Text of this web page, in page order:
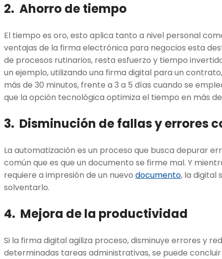
2. Ahorro de tiempo
El tiempo es oro, esto aplica tanto a nivel personal
ventajas de la firma electrónica para negocios esta
de procesos rutinarios, resta esfuerzo y tiempo
un ejemplo, utilizando una firma digital para un
más de 30 minutos, frente a 3 a 5 días cuando se
que la opción tecnológica optimiza el tiempo en más de
3. Disminución de fallas y errores
La automatización es un proceso que busca depurar
común que es que un documento se firme mal. Y
requiere a impresión de un nuevo documento, la digital
solventarlo.
4. Mejora de la productividad
Si la firma digital agiliza proceso, disminuye errores y
determinadas tareas administrativas, se puede